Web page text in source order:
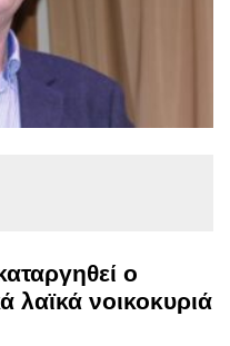
ο
λαϊκά νοικοκυριά